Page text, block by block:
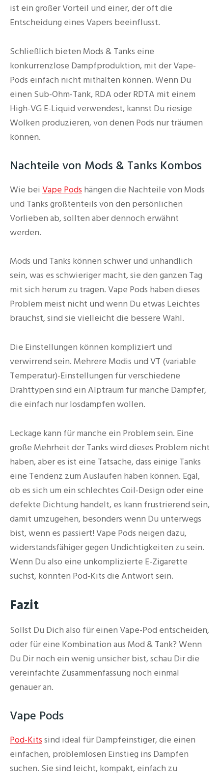
ist ein großer Vorteil und einer, der oft die
Entscheidung eines Vapers beeinflusst.
Schließlich bieten Mods & Tanks eine
konkurrenzlose Dampfproduktion, mit der Vape-
Pods einfach nicht mithalten können. Wenn Du
einen Sub-Ohm-Tank, RDA oder RDTA mit einem
High-VG E-Liquid verwendest, kannst Du riesige
Wolken produzieren, von denen Pods nur träumen
können.
Nachteile von Mods & Tanks Kombos
Wie bei Vape Pods hängen die Nachteile von Mods
und Tanks größtenteils von den persönlichen
Vorlieben ab, sollten aber dennoch erwähnt
werden.
Mods und Tanks können schwer und unhandlich
sein, was es schwieriger macht, sie den ganzen Tag
mit sich herum zu tragen. Vape Pods haben dieses
Problem meist nicht und wenn Du etwas Leichtes
brauchst, sind sie vielleicht die bessere Wahl.
Die Einstellungen können kompliziert und
verwirrend sein. Mehrere Modis und VT (variable
Temperatur)-Einstellungen für verschiedene
Drahttypen sind ein Alptraum für manche Dampfer,
die einfach nur losdampfen wollen.
Leckage kann für manche ein Problem sein. Eine
große Mehrheit der Tanks wird dieses Problem nicht
haben, aber es ist eine Tatsache, dass einige Tanks
eine Tendenz zum Auslaufen haben können. Egal,
ob es sich um ein schlechtes Coil-Design oder eine
defekte Dichtung handelt, es kann frustrierend sein,
damit umzugehen, besonders wenn Du unterwegs
bist, wenn es passiert! Vape Pods neigen dazu,
widerstandsfähiger gegen Undichtigkeiten zu sein.
Wenn Du also eine unkomplizierte E-Zigarette
suchst, könnten Pod-Kits die Antwort sein.
Fazit
Sollst Du Dich also für einen Vape-Pod entscheiden,
oder für eine Kombination aus Mod & Tank? Wenn
Du Dir noch ein wenig unsicher bist, schau Dir die
vereinfachte Zusammenfassung noch einmal
genauer an.
Vape Pods
Pod-Kitssind ideal für Dampfeinstiger, die einen
einfachen, problemlosen Einstieg ins Dampfen
suchen. Sie sind leicht, kompakt, einfach zu